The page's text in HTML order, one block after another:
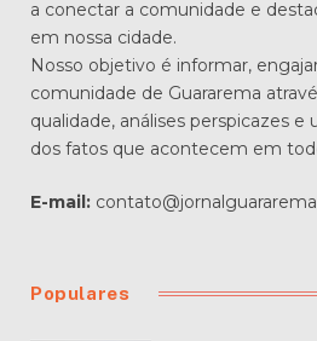
reforça
local; saiba
participar